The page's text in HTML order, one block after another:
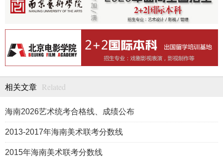
相关文章 Related
海南2026艺术统考合格线、成绩公布
2013-2017年海南美术联考分数线
2015年海南美术联考分数线